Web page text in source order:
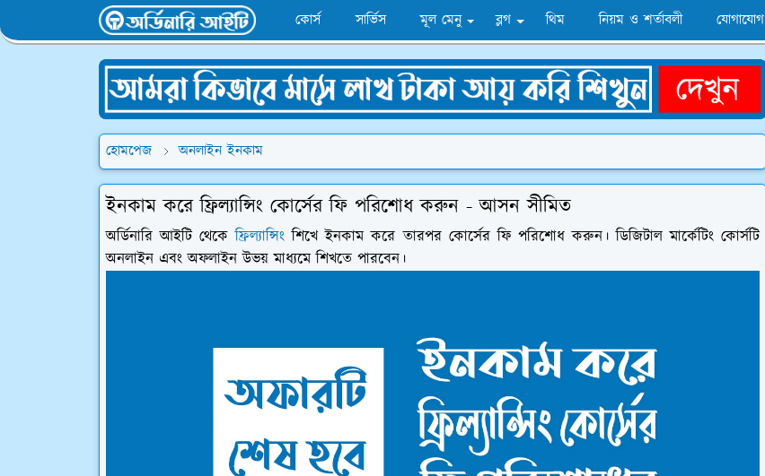
কোর্স সার্ভিস মূল মেনু ব্লগ থিম নিয়ম ও শর্তাবলী যোগাযোগ
হোমপেজ অনলাইন ইনকাম
ইনকাম করে ফ্রিল্যান্সিং কোর্সের ফি পরিশোধ করুন - আসন সীমিত
অর্ডিনারি আইটি থেকেফ্রিল্যান্সিং শিখে ইনকাম করে তারপর কোর্সের ফি পরিশোধ করুন। ডিজিটাল মার্কেটিং কোর্সটি
অনলাইন এবং অফলাইন উভয় মাধ্যমে শিখতে পারবেন।